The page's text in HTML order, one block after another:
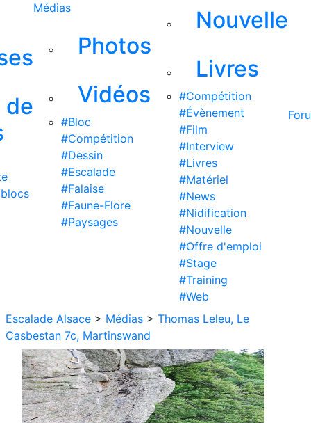
de
Médias
Photos
Vidéos
#Bloc
#Compétition
#Dessin
#Escalade
#Falaise
#Faune-Flore
#Paysages
Nouvelle
Livres
#Compétition
#Évènement
#Film
#Interview
#Livres
#Matériel
#News
#Nidification
#Nouvelle
#Offre d'emploi
#Stage
#Training
#Web
Escalade Alsace > Médias > Thomas Leleu, Le
Casbestan 7c, Martinswand